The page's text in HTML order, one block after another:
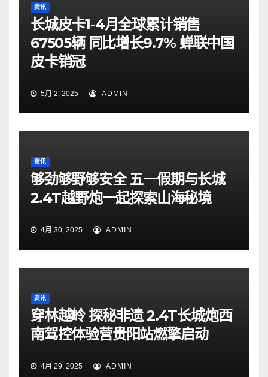
资讯
长城皮卡1-4月全球累计销售
67505辆 同比增长9.7% 蝉联中国
皮卡销冠
5月 2, 2025 ADMIN
资讯
够劲够野够安全 五一假期与长城
2.4T越野炮一起探索山海秘境
4月 30, 2025 ADMIN
资讯
穿林越岭 探秘非遗 2.4T长城炮西
南驾控体验营贵阳站燃擎启动
4月 29, 2025 ADMIN